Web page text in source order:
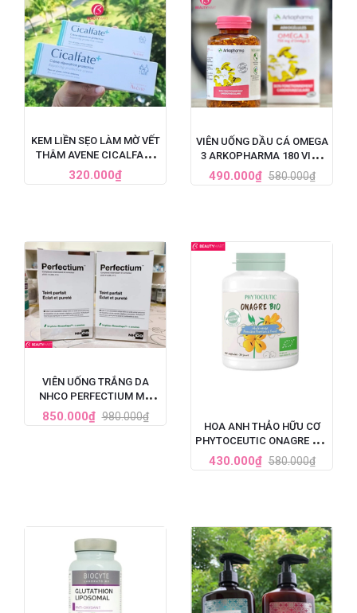
KEM LIỀN SẸO LÀM MỜ VẾT
THÂM AVENE CICALFATE
CỦA PHÁP
320.000₫
VIÊN UỐNG DẦU CÁ OMEGA
3 ARKOPHARMA 180 VIÊN
PHÁP
490.000₫ 580.000₫
VIÊN UỐNG TRẮNG DA
NHCO PERFECTIUM MỜ
THÂM, GIẢM TÀN NHANG
PHÁP HỘP 56 VIÊN
850.000₫ 980.000₫
HOA ANH THẢO HỮU CƠ
PHYTOCEUTIC ONAGRE BIO
90 VIÊN CỦA PHÁP
430.000₫ 580.000₫